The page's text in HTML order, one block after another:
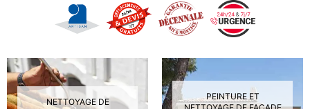
NETTOYAGE DE
PEINTURE ET